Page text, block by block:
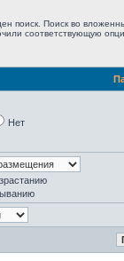
поиск. Поиск во
соответствующую
Нет